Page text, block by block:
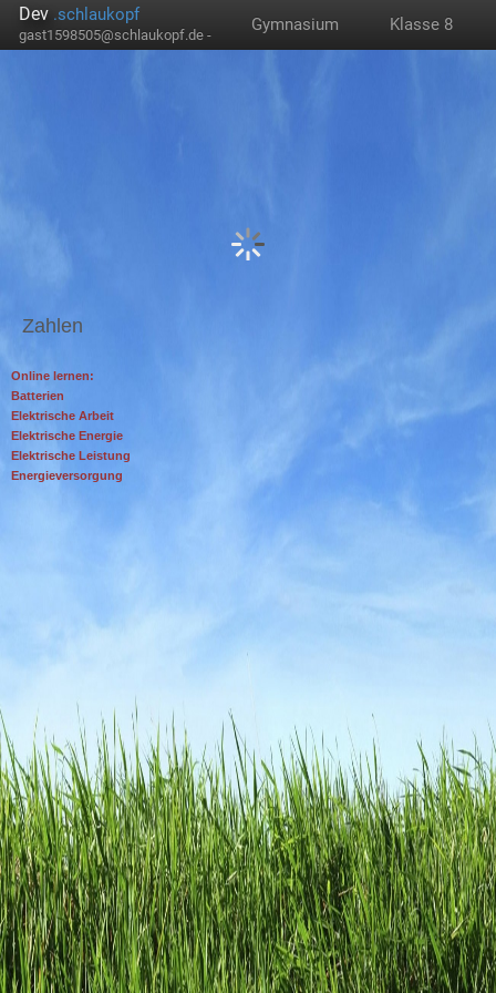
Dev .schlaukopf
gast1598505@schlaukopf.de -
Gymnasium Klasse 8
Zahlen
Online lernen:
Batterien
Elektrische Arbeit
Elektrische Energie
Elektrische Leistung
Energieversorgung